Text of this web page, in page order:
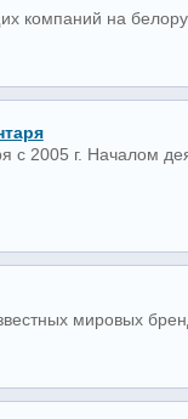
компаний на
с 2005 г. Началом
мировых